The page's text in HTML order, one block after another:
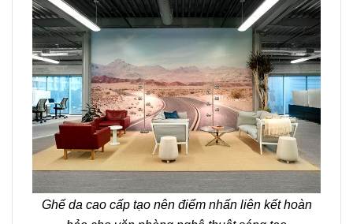
Ghế da cao cấp tạo nên điểm nhấn liên kết hoàn